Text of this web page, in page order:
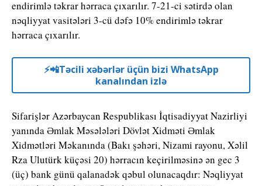
endirimlə təkrar hərraca çıxarılır. 7-21-ci sətirdə olan
nəqliyyat vasitələri 3-cü dəfə 10% endirimlə təkrar
hərraca çıxarılır.
⚡️📲Təcili xəbərlər üçün bizi WhatsApp
kanalından izlə
Sifarişlər Azərbaycan Respublikası İqtisadiyyat Nazirliyi
yanında Əmlak Məsələləri Dövlət Xidməti Əmlak
Xidmətləri Məkanında (Bakı şəhəri, Nizami rayonu, Xəlil
Rza Ulutürk küçəsi 20) hərracın keçirilməsinə ən gec 3
(üç) bank günü qalanadək qəbul olunacaqdır: Nəqliyyat